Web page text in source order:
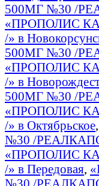
500МГ №30 /
«ПРОПОЛИС
/» в
500МГ №30 /
«ПРОПОЛИС
/» в
500МГ №30 /
«ПРОПОЛИС
/» в Октябрьское,
№30 /РЕАЛКАПС
«ПРОПОЛИС
/» в Передовая,
№30 /РЕАЛКАПС